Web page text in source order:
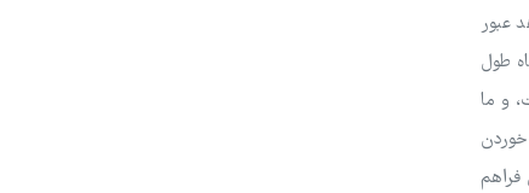
عبور
طول
و ما